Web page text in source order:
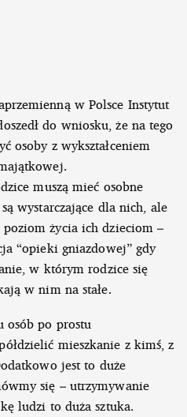
w Polsce Instytut
do wniosku, że na tego
osoby z wykształceniem
muszą mieć osobne
wystarczające dla nich, ale
życia ich dzieciom –
“opieki gniazdowej” gdy
w którym rodzice się
w nim na stałe.
po prostu
mieszkanie z kimś, z
jest to duże
się – utrzymywanie
ludzi to duża sztuka.